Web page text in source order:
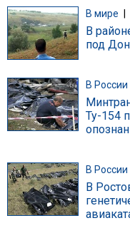
В мире |
В
под
В России
Ту-154
В России
В